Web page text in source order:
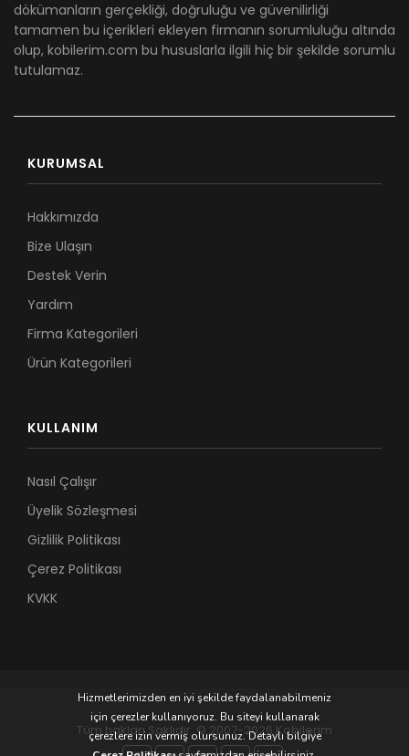
dökümanların gerçekliği, doğruluğu ve güvenilirliği
tamamen bu içerikleri ekleyen firmanın sorumluluğu altında
olup, kobilerim.com bu hususlarla ilgili hiç bir şekilde sorumlu
tutulamaz.
KURUMSAL
Hakkımızda
Bize Ulaşın
Destek Verin
Yardım
Firma Kategorileri
Ürün Kategorileri
KULLANIM
Nasıl Çalışır
Üyelik Sözleşmesi
Gizlilik Politikası
Çerez Politikası
KVKK
Tüm hakları Saklıdır. © 2007-2026 Kobilerim
Hizmetlerimizden en iyi şekilde faydalanabilmeniz
için çerezler kullanıyoruz. Bu siteyi kullanarak
çerezlere izin vermiş olursunuz. Detaylı bilgiye